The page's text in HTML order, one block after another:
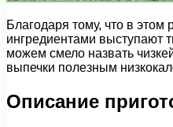
Благодаря тому, что в этом
ингредиентами выступают
можем смело назвать
выпечки полезным
Описание